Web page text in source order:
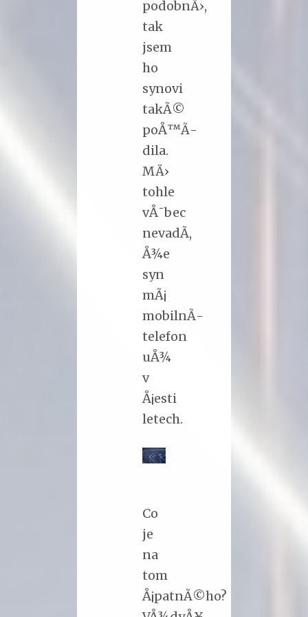
podobnÄ›,
tak
jsem
ho
synovi
takÃ©
poÅ™Ã­
dila.
MÄ›
tohle
vÅ¯bec
nevadÃ­,
Å¾e
syn
mÃ¡
mobilnÃ­
telefon
uÅ¾
v
Å¡esti
letech.
Co
je
na
tom
Å¡patnÃ©ho?